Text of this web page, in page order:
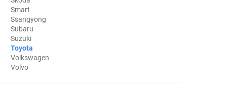
Daihatsu
Dodge
Dongfeng
Smart
Ssangyong
Subaru
Suzuki
Toyota
Volkswagen
Volvo